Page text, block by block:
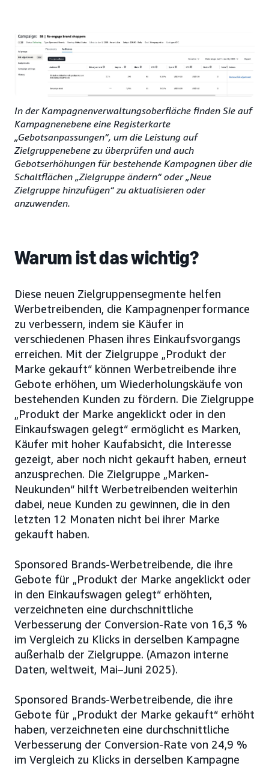
In der Kampagnenverwaltungsoberfläche finden Sie auf
Kampagnenebene eine Registerkarte
„Gebotsanpassungen“, um die Leistung auf
Zielgruppenebene zu überprüfen und auch
Gebotserhöhungen für bestehende Kampagnen über die
Schaltflächen „Zielgruppe ändern“ oder „Neue
Zielgruppe hinzufügen“ zu aktualisieren oder
anzuwenden.
Warum ist das wichtig?
Diese neuen Zielgruppensegmente helfen
Werbetreibenden, die Kampagnenperformance
zu verbessern, indem sie Käufer in
verschiedenen Phasen ihres Einkaufsvorgangs
erreichen. Mit der Zielgruppe „Produkt der
Marke gekauft“ können Werbetreibende ihre
Gebote erhöhen, um Wiederholungskäufe von
bestehenden Kunden zu fördern. Die Zielgruppe
„Produkt der Marke angeklickt oder in den
Einkaufswagen gelegt“ ermöglicht es Marken,
Käufer mit hoher Kaufabsicht, die Interesse
gezeigt, aber noch nicht gekauft haben, erneut
anzusprechen. Die Zielgruppe „Marken-
Neukunden“ hilft Werbetreibenden weiterhin
dabei, neue Kunden zu gewinnen, die in den
letzten 12 Monaten nicht bei ihrer Marke
gekauft haben.
Sponsored Brands-Werbetreibende, die ihre
Gebote für „Produkt der Marke angeklickt oder
in den Einkaufswagen gelegt“ erhöhten,
verzeichneten eine durchschnittliche
Verbesserung der Conversion-Rate von 16,3 %
im Vergleich zu Klicks in derselben Kampagne
außerhalb der Zielgruppe. (Amazon interne
Daten, weltweit, Mai–Juni 2025).
Sponsored Brands-Werbetreibende, die ihre
Gebote für „Produkt der Marke gekauft“ erhöht
haben, verzeichneten eine durchschnittliche
Verbesserung der Conversion-Rate von 24,9 %
im Vergleich zu Klicks in derselben Kampagne